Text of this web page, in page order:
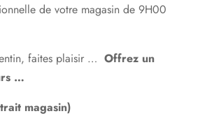
de votre magasin de 9H00
faites plaisir … Offrez un
…
magasin)